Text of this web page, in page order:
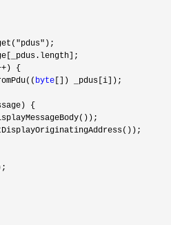
);
) {
byte []) _pdus[i]);
{